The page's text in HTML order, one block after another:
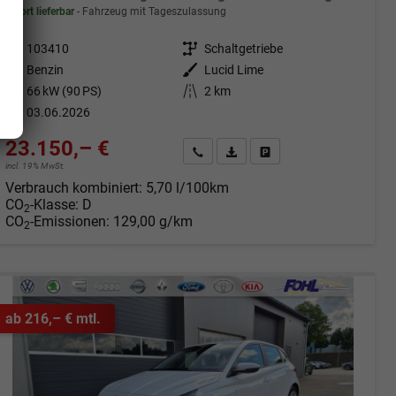
sofort lieferbar Fahrzeug mit Tageszulassung
103410 Getriebe Schaltgetriebe
Benzin Außenfarbe
Lucid Lime
66 kW (90 PS) Kilometerstand 2 km
03.06.2026
23.150,– €
incl. 19% MwSt.
Angebot anfordern
Fahrzeugexpose (PDF)
Fahrzeug parken
Verbrauch kombiniert: 5,70 l/100km
CO2-Klasse: D
CO2-Emissionen: 129,00 g/km
ab 216,– € mtl.